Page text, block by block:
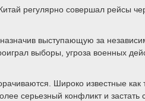
регулярно совершал рейсы
выступающую за
выборы, угроза военных
Широко известные как
серьезный конфликт и